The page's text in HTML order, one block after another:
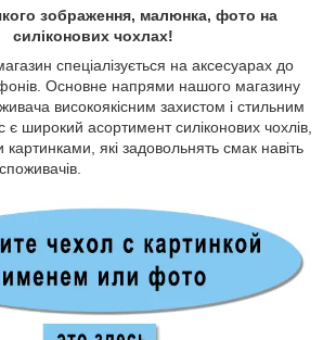
зображення, малюнка, фото на
силіконових чохлах!
спеціалізується на аксесуарах до
Основне напрями нашого магазину
високоякісним захистом і стильним
широкий асортимент силіконових чохлів,
картинками, які задовольнять смак навіть
споживачів.